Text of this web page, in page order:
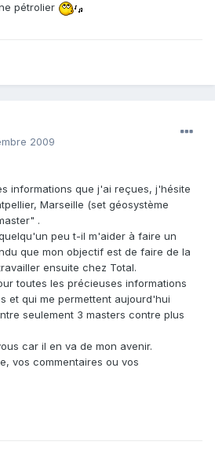
pétrolier
2009
informations que j'ai reçues, j'hésite
Marseille (set géosystème
.
peu t-il m'aider à faire un
que mon objectif est de faire de la
ensuite chez Total.
toutes les précieuses informations
et qui me permettent aujourd'hui
seulement 3 masters contre plus
car il en va de mon avenir.
vos commentaires ou vos